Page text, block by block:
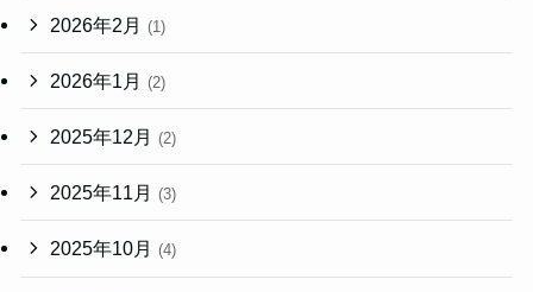
2026年2月 (1)
2026年1月 (2)
2025年12月 (2)
2025年11月 (3)
2025年10月 (4)